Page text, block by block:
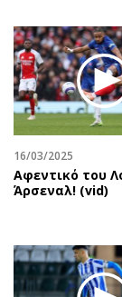
Προεδρικές 2023
Δημοσκοπήσεις
Διπλωματία
Αθλητισμός
Κύπρος
Ελλάδα
Διεθνή
Οικονομική
Οικονομία
16/03/2025
Αφεντικό του
Άρσεναλ! (vid)